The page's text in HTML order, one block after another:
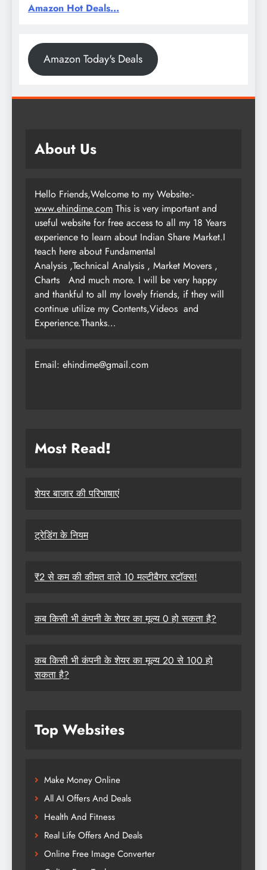
Amazon Hot Deals...
Amazon Today's Deals
About Us
Hello Friends,Welcome to my Website:-
www.ehindime.com This is very important and
useful website for free access to all my 18 Years
experience to learn about Indian Share Market.I
teach here about Fundamental
Analysis ,Technical Analysis , Market Movers ,
Charts
And much more. I will be very happy
and thankful to all my lovely friends, if they will
continue utilize my Contents,Videos and
Experience.Thanks…
Email: ehindime@gmail.com
Most Read!
शेयर बाजार की परिभाषाएं
ट्रेडिंग के नियम
₹2 से कम की कीमत वाले 10 मल्टीबैगर स्टॉक्स!
कब किसी भी कंपनी के शेयर का मूल्य 0 हो सकता है?
कब किसी भी कंपनी के शेयर का मूल्य 20 से 100 हो
सकता है?
Top Websites
Make Money Online
All AI Offers And Deals
Health And Fitness
Real Life Offers And Deals
Online Free Image Converter